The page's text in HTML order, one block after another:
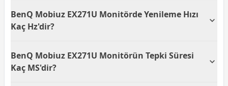
UHD bir ekrana sahiptir. Yüksek çözünürlük
sayesinde, oyunlar ve filmler daha net ve detaylı
görüntülenir.
BenQ Mobiuz EX271U Monitörde Yenileme Hızı
Kaç Hz'dir?
sahiptir. Yüksek yenileme hızı, hızlı hareket eden
sahnelerde daha akıcı görüntü deneyimi sunar.
BenQ Mobiuz EX271U Monitörün Tepki Süresi
Kaç MS'dir?